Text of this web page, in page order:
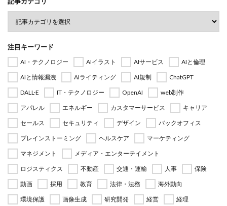
注目キーワード
AI・テクノロジー AIイラスト AIサービス
AIと倫理
AIと情報漏洩
AIライティング AI規制
ChatGPT
DALL·E
IT・テクノロジー OpenAI
web制作
アパレル
エネルギー カスタマーサービス
キャリア
セールス
セキュリティ デザイン
バックオフィス
ブレインストーミング
ヘルスケア
マーケティング
マネジメント
メディア・エンターテイメント
ロジスティクス
不動産 交通・運輸 人事
保険
動画
採用 教育 法律・法務
海外動向
環境保護
画像生成 研究開発 経営 経理